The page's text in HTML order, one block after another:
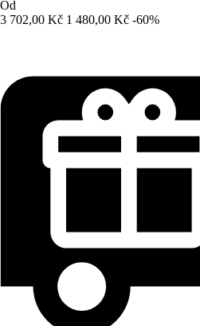
Od
3 702,00 Kč 1 480,00 Kč -60%